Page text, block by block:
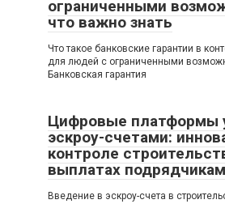
ограниченными
что важно знать
Что такое банковские гарантии в
для людей с ограниченными
Банковская гарантия
Цифровые платформы
эскроу-счетами:
контроле
выплатах подрядчикам
Введение в эскроу-счета в